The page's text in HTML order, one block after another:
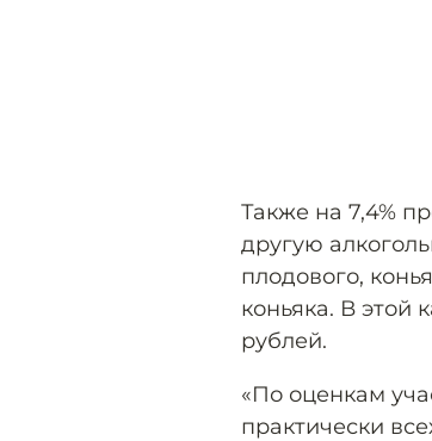
Также на 7,4%
другую
плодового,
коньяка. В этой
рублей.
«По оценкам
практически